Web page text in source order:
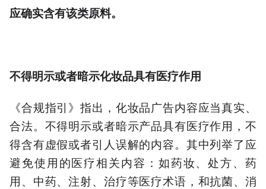
应确实含有该类原料。
不得明示或者暗示化妆品具有医疗作用
《合规指引》指出，化妆品广告内容应当真实、
合法。不得明示或者暗示产品具有医疗作用，不
得含有虚假或者引人误解的内容。其中列举了应
避免使用的医疗相关内容：如药妆、处方、药
用、中药、注射、治疗等医疗术语，和抗菌、消